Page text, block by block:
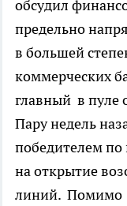
обсудил
предельно
в большей
коммерческих
главный в пуле
Пару недель
победителем по
на открытие
линий. Помимо